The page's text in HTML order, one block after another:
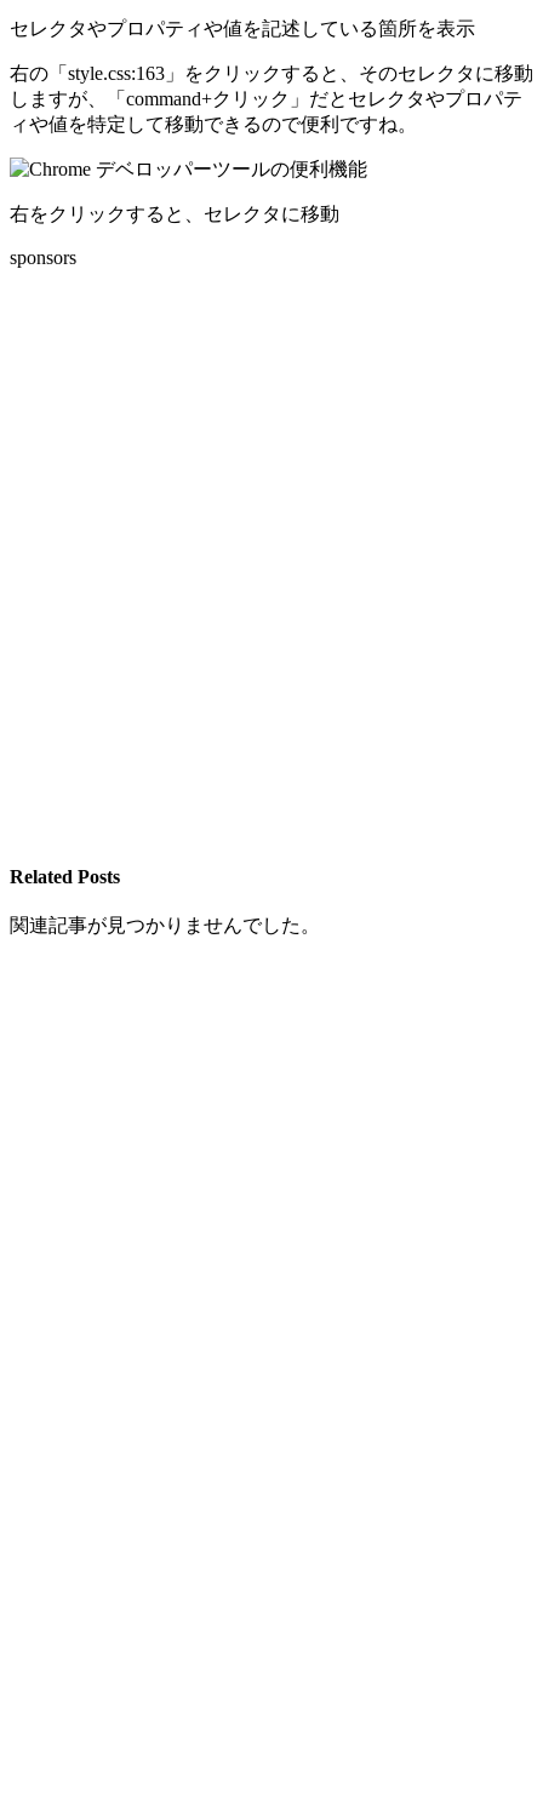
セレクタやプロパティや値を記述している箇所を表示
右の「style.css:163」をクリックすると、そのセレクタに移動
しますが、「command+クリック」だとセレクタやプロパテ
ィや値を特定して移動できるので便利ですね。
右をクリックすると、セレクタに移動
sponsors
Related Posts
関連記事が見つかりませんでした。